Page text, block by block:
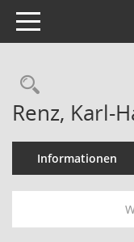
Toggle navigation
Renz, Karl-
Informationen